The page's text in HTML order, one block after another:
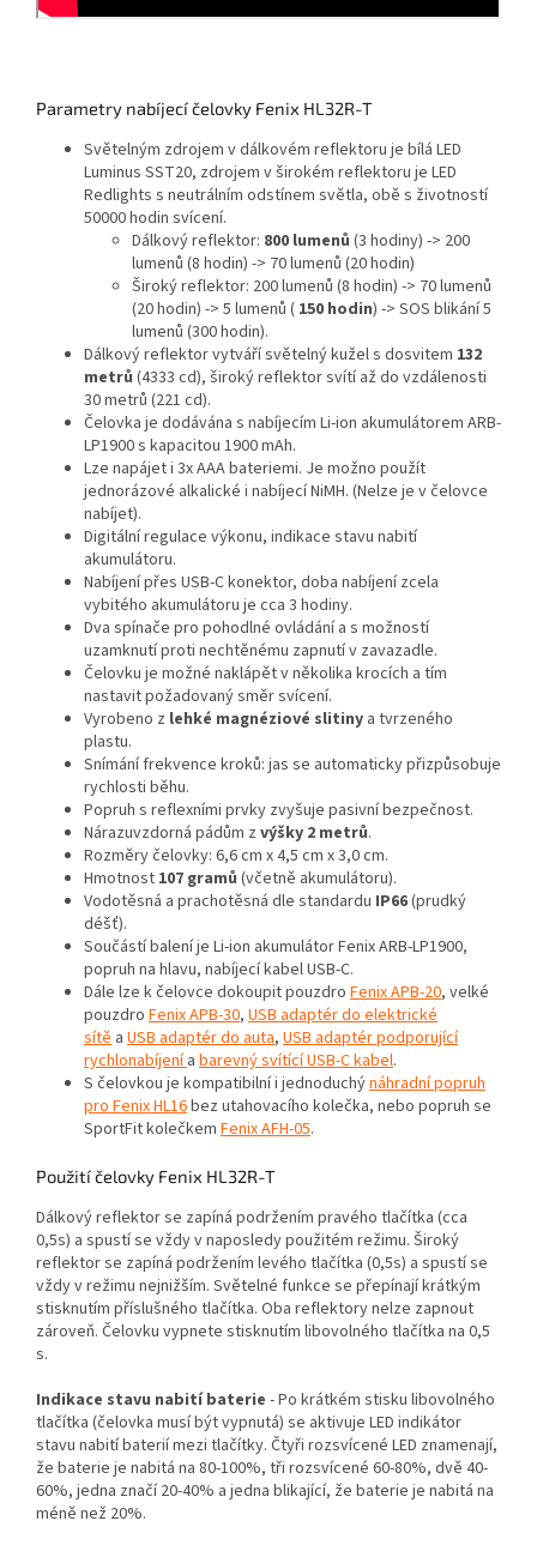
Parametry nabíjecí čelovky Fenix HL32R-T
Světelným zdrojem v dálkovém reflektoru je bílá LED
Luminus SST20, zdrojem v širokém reflektoru je LED
Redlights s neutrálním odstínem světla, obě s životností
50000 hodin svícení.
Dálkový reflektor: 800 lumenů (3 hodiny) -> 200
lumenů (8 hodin) -> 70 lumenů (20 hodin)
Široký reflektor: 200 lumenů (8 hodin) -> 70 lumenů
(20 hodin) -> 5 lumenů ( 150 hodin) -> SOS blikání 5
lumenů (300 hodin).
Dálkový reflektor vytváří světelný kužel s dosvitem 132
metrů (4333 cd), široký reflektor svítí až do vzdálenosti
30 metrů (221 cd).
Čelovka je dodávána s nabíjecím Li-ion akumulátorem ARB-
LP1900 s kapacitou 1900 mAh.
Lze napájet i 3x AAA bateriemi. Je možno použít
jednorázové alkalické i nabíjecí NiMH. (Nelze je v čelovce
nabíjet).
Digitální regulace výkonu, indikace stavu nabití
akumulátoru.
Nabíjení přes USB-C konektor, doba nabíjení zcela
vybitého akumulátoru je cca 3 hodiny.
Dva spínače pro pohodlné ovládání a s možností
uzamknutí proti nechtěnému zapnutí v zavazadle.
Čelovku je možné naklápět v několika krocích a tím
nastavit požadovaný směr svícení.
Vyrobeno z lehké magnéziové slitiny a tvrzeného
plastu.
Snímání frekvence kroků: jas se automaticky přizpůsobuje
rychlosti běhu.
Popruh s reflexními prvky zvyšuje pasivní bezpečnost.
Nárazuvzdorná pádům z výšky 2 metrů.
Rozměry čelovky: 6,6 cm x 4,5 cm x 3,0 cm.
Hmotnost 107 gramů (včetně akumulátoru).
Vodotěsná a prachotěsná dle standardu IP66(prudký
déšť).
Součástí balení je Li-ion akumulátor Fenix ARB-LP1900,
popruh na hlavu, nabíjecí kabel USB-C.
Dále lze k čelovce dokoupit pouzdro Fenix APB-20, velké
pouzdro Fenix APB-30, USB adaptér do elektrické
sítě a USB adaptér do auta, USB adaptér podporující
rychlonabíjení a barevný svítící USB-C kabel.
S čelovkou je kompatibilní i jednoduchýnáhradní popruh
pro Fenix HL16bez utahovacího kolečka, nebo popruh se
SportFit kolečkem Fenix AFH-05.
Použití čelovky Fenix HL32R-T
Dálkový reflektor se zapíná podržením pravého tlačítka (cca
0,5s) a spustí se vždy v naposledy použitém režimu. Široký
reflektor se zapíná podržením levého tlačítka (0,5s) a spustí se
vždy v režimu nejnižším. Světelné funkce se přepínají krátkým
stisknutím příslušného tlačítka. Oba reflektory nelze zapnout
zároveň. Čelovku vypnete stisknutím libovolného tlačítka na 0,5
s.
Indikace stavu nabití baterie - Po krátkém stisku libovolného
tlačítka (čelovka musí být vypnutá) se aktivuje LED indikátor
stavu nabití baterií mezi tlačítky. Čtyři rozsvícené LED znamenají,
že baterie je nabitá na 80-100%, tři rozsvícené 60-80%, dvě 40-
60%, jedna značí 20-40% a jedna blikající, že baterie je nabitá na
méně než 20%.